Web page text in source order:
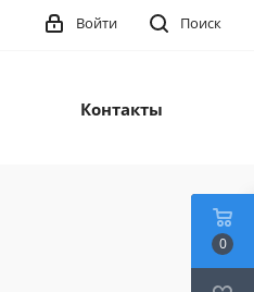
Поиск
Войти
Контакты
0